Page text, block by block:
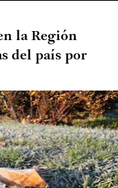
la Región
del país por